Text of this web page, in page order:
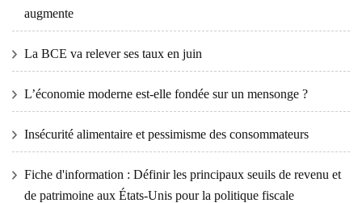
augmente
La BCE va relever ses taux en juin
L’économie moderne est-elle fondée sur un mensonge ?
Insécurité alimentaire et pessimisme des consommateurs
Fiche d'information : Définir les principaux seuils de revenu et
de patrimoine aux États-Unis pour la politique fiscale